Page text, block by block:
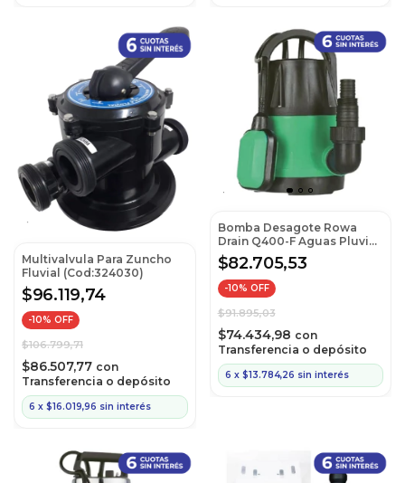
Multivalvula Para Zuncho
Fluvial (Cod:324030)
$96.119,74
-10% OFF
$106.799,71
$86.507,77 con
Transferencia o depósito
6 x $16.019,96 sin interés
Bomba Desagote Rowa
Drain Q400-F Aguas Pluvial
(Cod:Q400-F)
$82.705,53
-10% OFF
$91.895,03
$74.434,98 con
Transferencia o depósito
6 x $13.784,26 sin interés